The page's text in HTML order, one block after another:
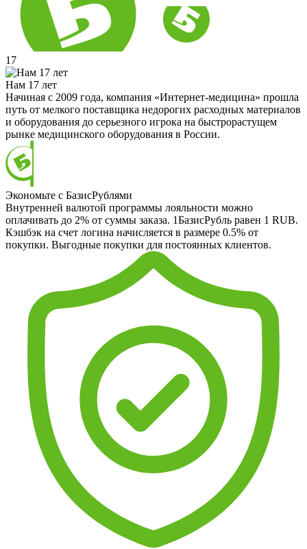
17
Нам 17 лет
Начиная с 2009 года, компания «Интернет-медицина» прошла
путь от мелкого поставщика недорогих расходных материалов
и оборудования до серьезного игрока на быстрорастущем
рынке медицинского оборудования в России.
Экономьте с БазисРублями
Внутренней валютой программы лояльности можно
оплачивать до 2% от суммы заказа. 1БазисРубль равен 1 RUB.
Кэшбэк на счет логина начисляется в размере 0.5% от
покупки. Выгодные покупки для постоянных клиентов.